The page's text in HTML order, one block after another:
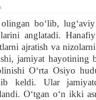
boʻlib, lugʻaviy
anglatadi.
ajratish va
jamiyat hayotining
Oʻrta Osiyo
keldi. Ular
Oʻtgan oʻn ikki